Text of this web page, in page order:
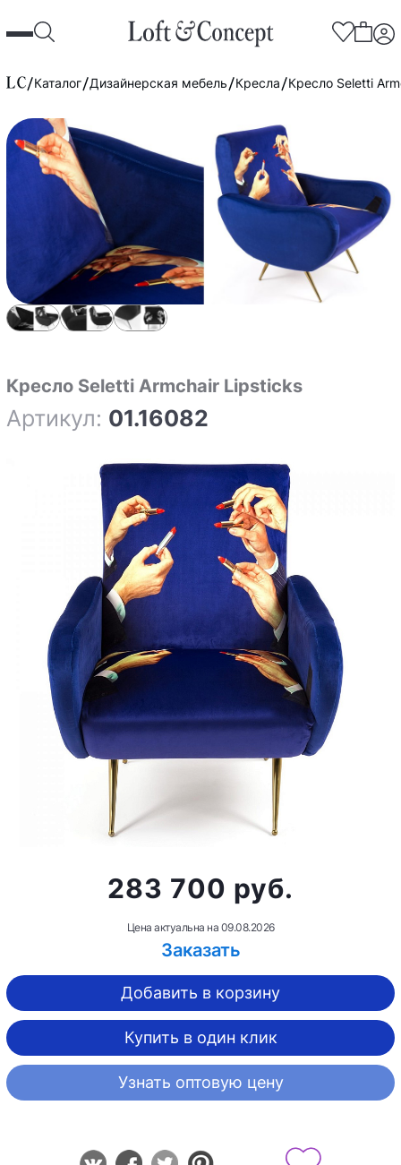
Каталог Дизайнерская мебель Кресла Кресло Seletti
Кресло Seletti Armchair Lipsticks
Артикул: 01.16082
283 700 руб.
Цена актуальна на 09.08.2026
Заказать
Добавить в корзину
Купить в один клик
Узнать оптовую цену